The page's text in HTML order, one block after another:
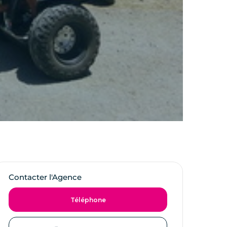
Contacter l'Agence
Téléphone